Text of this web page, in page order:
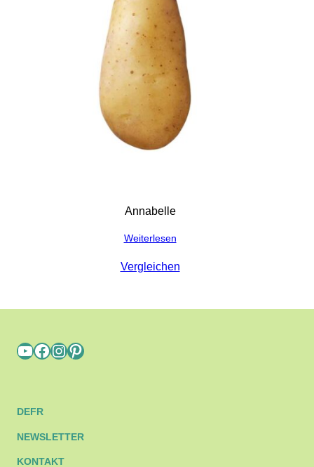
Annabelle
Weiterlesen
Vergleichen
YouTube Facebook InstagramPinterest
DEFR
NEWSLETTER
KONTAKT